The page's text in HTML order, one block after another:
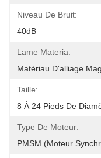
Niveau De Bruit:
40dB
Lame Materia:
Matériau D'alliage
Taille:
8 À 24 Pieds De
Type De Moteur:
PMSM (moteur